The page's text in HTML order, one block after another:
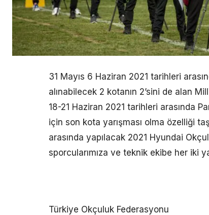
31 Mayıs 6 Haziran 2021 tarihleri
alınabilecek 2 kotanın 2’sini de alan
18-21 Haziran 2021 tarihleri arasında
için son kota yarışması olma özelliği
arasında yapılacak 2021 Hyundai
sporcularımıza ve teknik ekibe her iki
Türkiye Okçuluk Federasyonu